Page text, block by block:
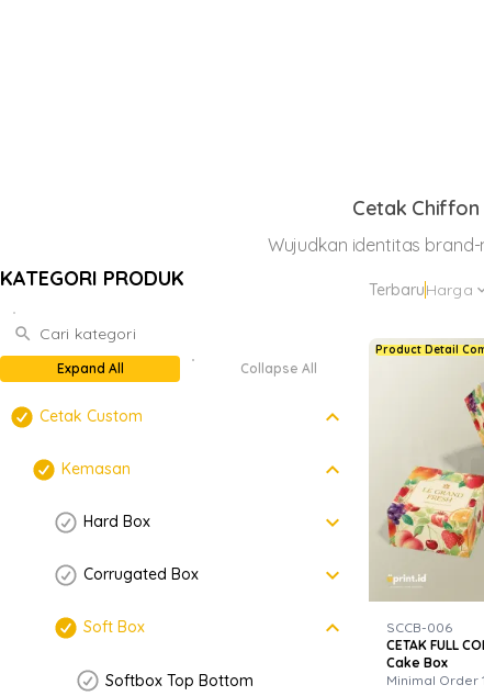
Cetak Chiffon
Wujudkan identitas
KATEGORI PRODUK
search
Expand All Collapse All
Cetak Custom keyboard_arrow_down
Kemasan keyboard_arrow_down
Hard Box keyboard_arrow_down
Corrugated Box keyboard_arrow_down
Soft Box keyboard_arrow_down
Softbox Top Bottom
TerbaruHarga
Product Detail
SCCB-006
CETAK FULL
Cake Box
Minimal Order